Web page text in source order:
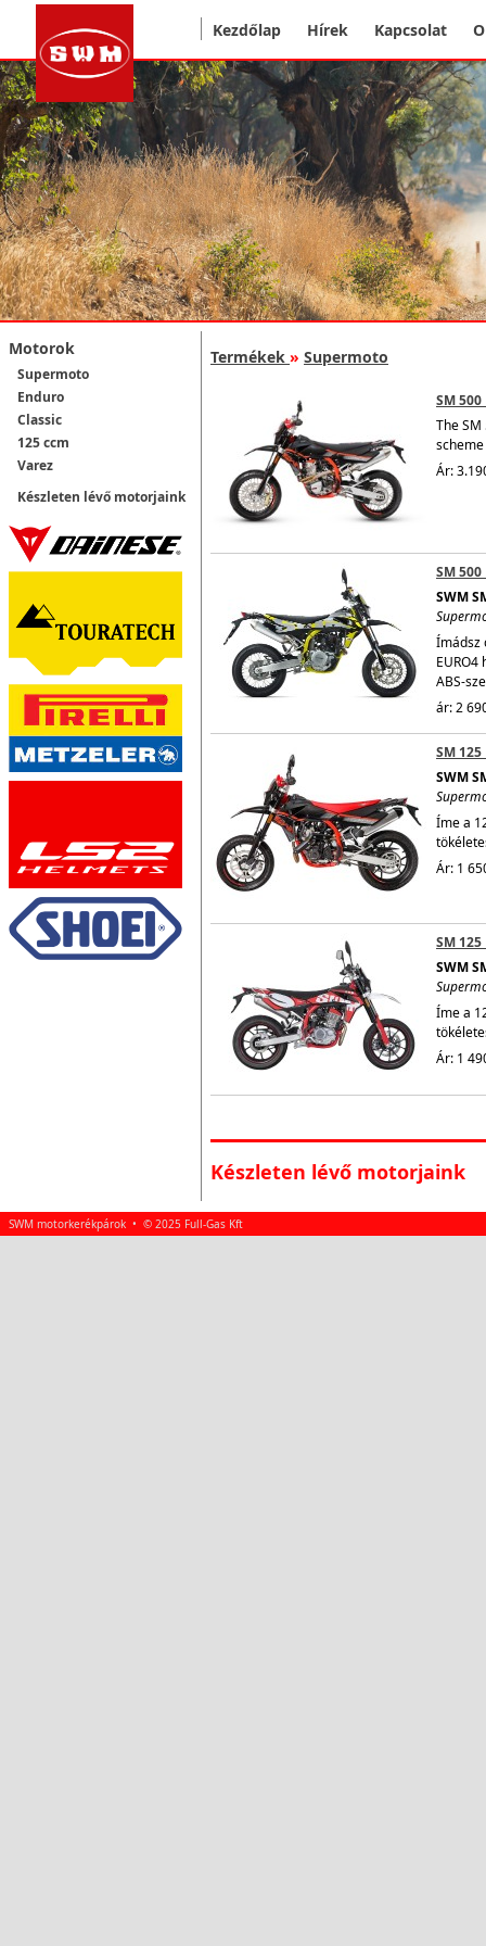
Kezdőlap Hírek Kapcsolat
Motorok
Supermoto
Enduro
Classic
125 ccm
Varez
Készleten lévő motorjaink
Termékek » Supermoto
SM 500
The
Ár:
SM 500
SWM
Ímádsz
ABS-
ár: 2
SM 125
SWM
Íme a
Ár: 1
SM 125
SWM
Íme a
Ár: 1
Készleten lévő motorjaink
SWM motorkerékpárok • © 2025 Full-Gas Kft